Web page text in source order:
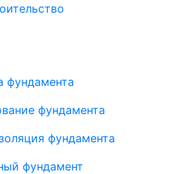
фундамента
фундамента
фундамента
фундамент